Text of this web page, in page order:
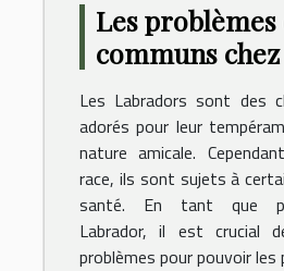
Les problèmes
communs
Labrador :
soins
Les Labradors sont des
adorés pour leur
nature amicale.
race, ils sont sujets à
santé. En tant que
Labrador, il est crucial
problèmes pour pouvoir les